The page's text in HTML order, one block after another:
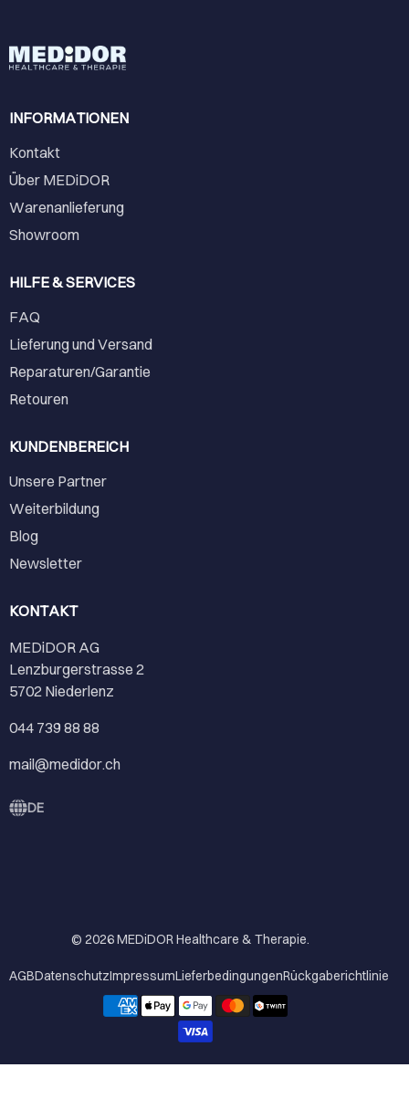
INFORMATIONEN
Kontakt
Über MEDiDOR
Warenanlieferung
Showroom
HILFE & SERVICES
FAQ
Lieferung und Versand
Reparaturen/Garantie
Retouren
KUNDENBEREICH
Unsere Partner
Weiterbildung
Blog
Newsletter
KONTAKT
MEDiDOR AG
Lenzburgerstrasse 2
5702 Niederlenz
044 739 88 88
mail@medidor.ch
DE
© 2026MEDiDOR Healthcare & Therapie.
AGBDatenschutzImpressumLieferbedingungenRückgaberichtlinie